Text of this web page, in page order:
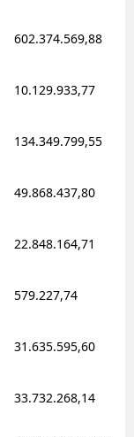
602.374.569,88
10.129.933,77
134.349.799,55
49.868.437,80
22.848.164,71
579.227,74
31.635.595,60
33.732.268,14